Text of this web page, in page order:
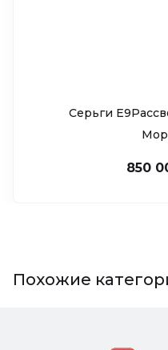
Серьги
850
Похожие